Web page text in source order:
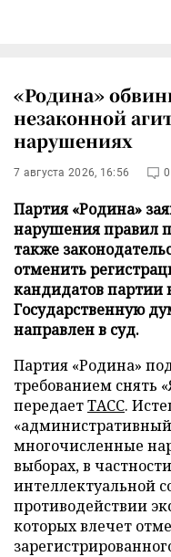
«Родина»
незаконной
нарушениях
7 августа 2026, 16:56 0
Партия «Родина»
нарушения правил
также
отменить
кандидатов партии
Государственную
направлен в суд.
Партия «Родина»
требованием снять
передаетТАСС.
многочисленные
выборах, в
интеллектуальной
противодействии
которых влечет